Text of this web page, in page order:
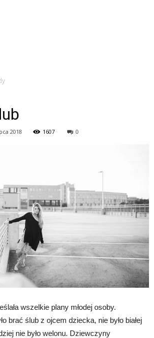
2018 1607 0
wszelkie plany młodej osoby.
brać ślub z ojcem dziecka, nie było białej
nie było welonu. Dziewczyny